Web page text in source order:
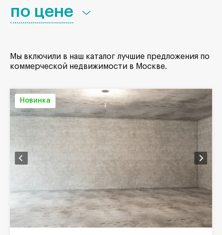
по цене
Мы включили в наш каталог лучшие предложения по
коммерческой недвижимости в Москве.
Новинка